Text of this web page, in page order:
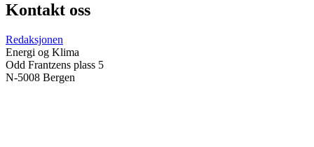
Kontakt oss
Redaksjonen
Energi og Klima
Odd Frantzens plass 5
N-5008 Bergen